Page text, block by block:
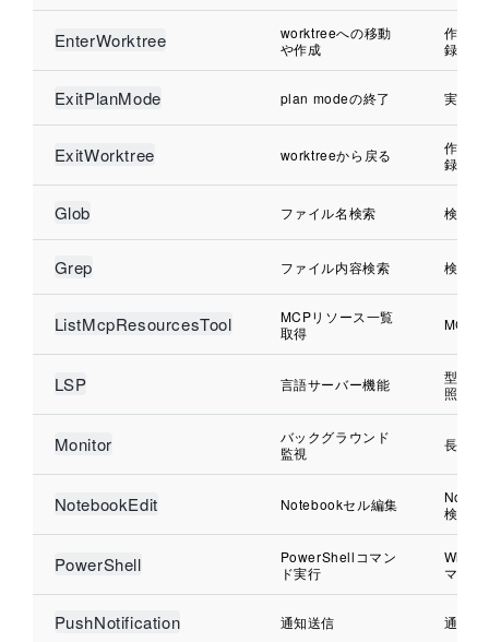
EnterWorktree
worktreeへの移動
や作成
作業
録
ExitPlanMode plan modeの終了 実装
ExitWorktree worktreeから戻る
作業
録
Glob ファイル名検索 検索
Grep ファイル内容検索 検索
ListMcpResourcesTool
MCPリソース一覧
取得
MCP
LSP 言語サーバー機能
型エ
照検
Monitor
バックグラウンド
監視
長時
NotebookEdit Notebookセル編集
検査
PowerShell
PowerShellコマン
ド実行
マン
PushNotification 通知送信 通知